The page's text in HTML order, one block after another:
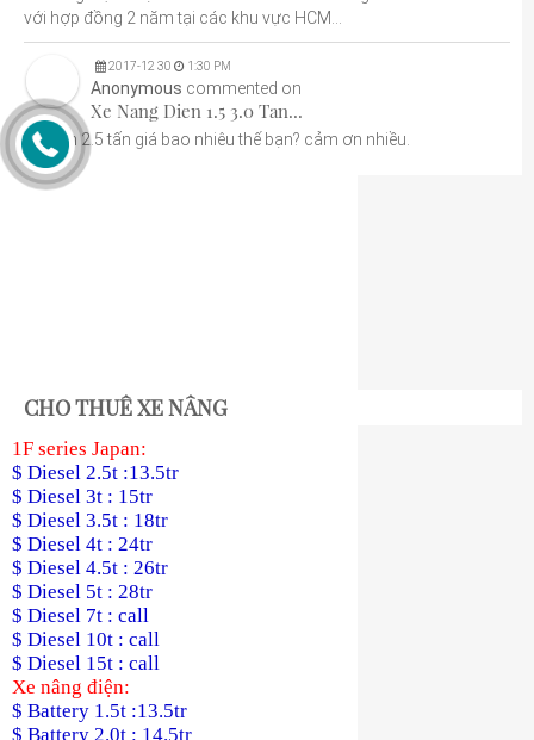
với hợp đồng 2 năm tại các khu vực HCM...
Anonymous commented on
Xe Nang Dien 1.5 3.0 Tan...
2017-12 30 1:30 PM
Xe điện 2.5 tấn giá bao nhiêu thế bạn? cảm ơn nhiều.
CHO THUÊ XE NÂNG
1F series Japan:
$ Diesel 2.5t :13.5tr
$ Diesel 3t : 15tr
$ Diesel 3.5t : 18tr
$ Diesel 4t : 24tr
$ Diesel 4.5t : 26tr
$ Diesel 5t : 28tr
$ Diesel 7t : call
$ Diesel 10t : call
$ Diesel 15t : call
Xe nâng điện:
$ Battery 1.5t :13.5tr
$ Battery 2.0t : 14.5tr